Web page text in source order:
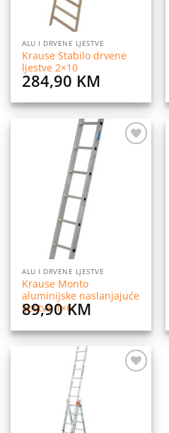
ALU I DRVENE LJESTVE
Krause Stabilo drvene
ljestve 2×10
284,90 KM
ALU I DRVENE LJESTVE
Krause Monto
aluminijske naslanjajuće
ljestve 1×6
89,90KM